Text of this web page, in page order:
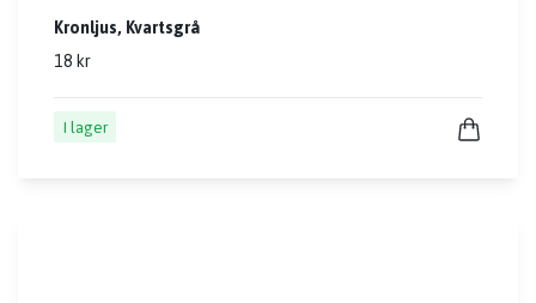
Kronljus, Kvartsgrå
18 kr
I lager